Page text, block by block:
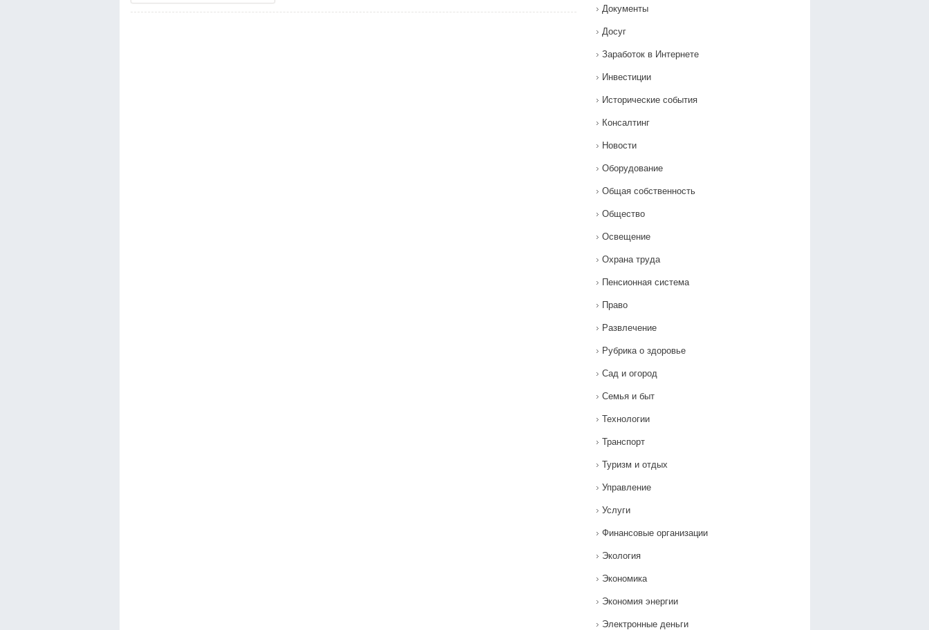
Документы
Досуг
Заработок в Интернете
Инвестиции
Исторические события
Консалтинг
Новости
Оборудование
Общая собственность
Общество
Освещение
Охрана труда
Пенсионная система
Право
Развлечение
Рубрика о здоровье
Сад и огород
Семья и быт
Технологии
Транспорт
Туризм и отдых
Управление
Услуги
Финансовые организации
Экология
Экономика
Экономия энергии
Электронные деньги